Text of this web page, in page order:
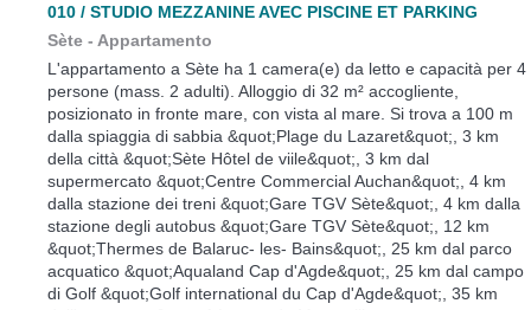
010 / STUDIO MEZZANINE AVEC PISCINE ET PARKING
Sète - Appartamento
L'appartamento a Sète ha 1 camera(e) da letto e capacità per 4
persone (mass. 2 adulti). Alloggio di 32 m² accogliente,
posizionato in fronte mare, con vista al mare. Si trova a 100 m
dalla spiaggia di sabbia &quot;Plage du Lazaret&quot;, 3 km
della città &quot;Sète Hôtel de viile&quot;, 3 km dal
supermercato &quot;Centre Commercial Auchan&quot;, 4 km
dalla stazione dei treni &quot;Gare TGV Sète&quot;, 4 km dalla
stazione degli autobus &quot;Gare TGV Sète&quot;, 12 km
&quot;Thermes de Balaruc- les- Bains&quot;, 25 km dal parco
acquatico &quot;Aqualand Cap d'Agde&quot;, 25 km dal campo
di Golf &quot;Golf international du Cap d'Agde&quot;, 35 km